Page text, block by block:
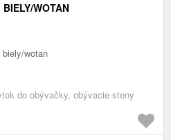
WOTAN
wotan
do obývačky, obývacie steny